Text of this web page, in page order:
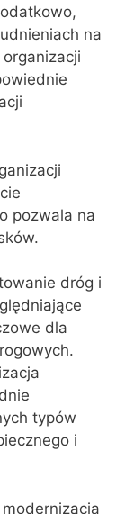
na
pozwala na
dróg i
dla
typów
i